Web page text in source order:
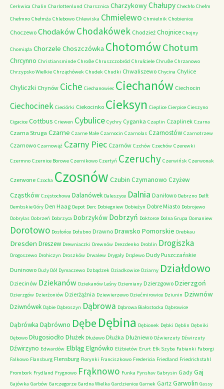
Cerkwica Chalin Charlottenlund Charsznica CharzykowyChałupy Chechło Chełm
Chełmno Chełmża Chlebowo Chlewiska Chmielewo Chmielnik Chobienice
Choczewo ChodakówChodakówek Chodzież Chojnice Chojny
Chomiąża Chorzele Choszczówka ChotomówChotum
Chrcynno Christiansminde Chrośle Chruszczobród Chruściele Chruśle Chrzanowo
Chrzypsko Wielkie Chrząchówek Chudek Chudki Chwaliszewo Chycina Chylice
Chyliczki Chynów Ciche Ciechanowiec Ciechanów Ciechocin
Ciechocinek Cieciórki Ciekocinko Cieksyn Cieplice Cierpice Cieszyno
Cigacice Cottbus Criewen Cybulice Cychry Cyganka Czaplin Czaplinek Czarna
Czarna Struga Czarne Czarne Małe Czarnocin Czarnolas Czarnostów Czarnotrzew
Czarnowo Czarnowąż Czarny Piec Czarnów Czchów Czechów Czerewki
Czermno Czernice Borowe Czernikowo Czertyń Czeruchy Czerwińsk Czerwonak
Czerwone Czocha Czosnów Czubin Czymanowo Czyżew
Cząstków Częstochowa Dalanówek Daleszyce Dalnia Daniłowo Debrzno Delft
Dembskie Góry Den Haag Depot Derc Dobiegniew Dobieżyn Dobre Miasto Dobrojewo
Dobrylas Dobrzeń Dobrzyca Dobrzyków Dobrzyń Doktorce Dolna Grupa Domaniew
Dorotowo Dosłońce Dołubno Drawno Drawsko Pomorskie Drebkau
Dresden Dreszew Drewniaczki Drewnów Drezdenko Droblin Drogiszka
Drogoszewo Drohiczyn Droszków Drwalew Drygały Drążewo Dudy Puszczańskie
Duninowo Duży Dół Dymaczewo Dzbądzek Dziadkowice Dziarny Działdowo
Dziecinów Dziekanów Dziekanów Leśny Dziemiany Dzierzgowo Dzierzgoń
Dzierzgów Dzierżoniów Dzierżążnia Dziewierzewo Dziećmirowice Dziunin Dziwnów
Dziwnówek Dąbie Dąbroszyn Dąbrowa Dąbrowa Białostocka Dąbrowice
Dąbrówka Dąbrówno Dębe Dębina Dębionek Dębki Dęblin Dębniki
Dębowo Długosiodło Dłużek Dłużewo Dłużka Dłużniewo Dźwierzuty Dźwirzuty
Dźwirzyno Edwardów Elbląg Elgnówko Elżbietów Erurt Ełk Szyba Fabianki Faborgi
Falkowo Flansburg Flensburg Florynki Franciszkowo Fredericia Friedland Friedrichstahl
Frombork Frydland Frygnowo Frąknowo Funka Fynshav Gabrysin Gady Gaj
Gajówka Garbów Garczegorze Gardna Wielka Gardzienice Garnek Gartz Garwolin Gassy